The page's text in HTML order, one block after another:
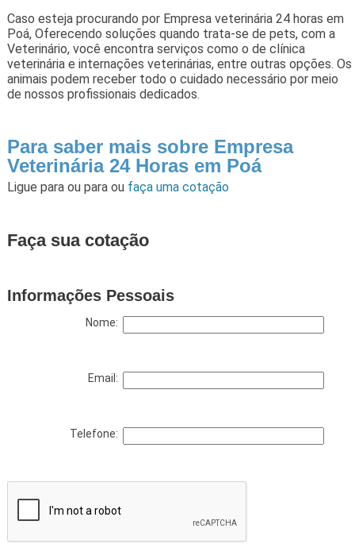
Caso esteja procurando por Empresa veterinária 24 horas em
Poá, Oferecendo soluções quando trata-se de pets, com a
Veterinário, você encontra serviços como o de clínica
veterinária e internações veterinárias, entre outras opções. Os
animais podem receber todo o cuidado necessário por meio
de nossos profissionais dedicados.
Para saber mais sobre Empresa
Veterinária 24 Horas em Poá
Ligue para ou para ou faça uma cotação
Faça sua cotação
Informações Pessoais
Nome:
Email:
Telefone: